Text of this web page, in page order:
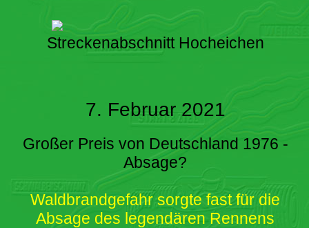
Streckenabschnitt Hocheichen
7. Februar 2021
Großer Preis von Deutschland 1976 -
Absage?
Waldbrandgefahr sorgte fast für die
Absage des legendären Rennens